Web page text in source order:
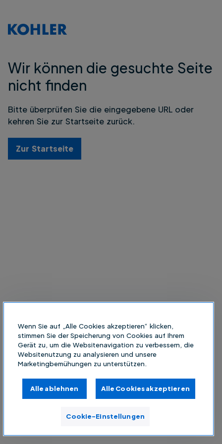
Wir können die gesuchte Seite
nicht finden
Bitte überprüfen Sie die eingegebene URL oder
kehren Sie zur Startseite zurück.
Zur Startseite
Wenn Sie auf „Alle Cookies akzeptieren“ klicken,
stimmen Sie der Speicherung von Cookies auf Ihrem
Gerät zu, um die Websitenavigation zu verbessern, die
Websitenutzung zu analysieren und unsere
Marketingbemühungen zu unterstützen.
Alle ablehnen Alle Cookies akzeptieren
Cookie-Einstellungen